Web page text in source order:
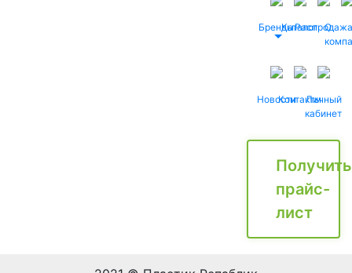
БрендыКаталог
Распродажа
О
НовостиКонтактыЛичный
кабинет
Получить
прайс-
лист